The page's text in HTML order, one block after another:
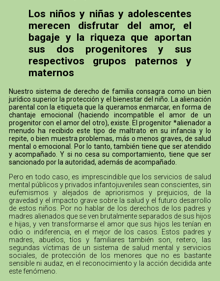
Los niños y niñas y adolescentes
merecen disfrutar del amor, el
bagaje y la riqueza que aportan
sus dos progenitores y sus
respectivos grupos paternos y
maternos
Nuestro sistema de derecho de familia consagra como un bien
jurídico superior la protección y el bienestar del niño. La alienación
parental con la etiqueta que la queramos enmarcar, en forma de
chantaje emocional (haciendo incompatible el amor de un
progenitor con el amor del otro), existe. El progenitor *alienador a
menudo ha recibido este tipo de maltrato en su infancia y lo
repite, o bien muestra problemas, más o menos graves, de salud
mental o emocional. Por lo tanto, también tiene que ser atendido
y acompañado. Y si no cesa su comportamiento, tiene que ser
sancionado por la autoridad, además de acompañado.
Pero en todo caso, es imprescindible que los servicios de salud
mental públicos y privados infantojuveniles sean conscientes, sin
eufemismos y alejados de apriorismos y prejuicios, de la
gravedad y el impacto grave sobre la salud y el futuro desarrollo
de estos niños. Por no hablar de los derechos de los padres y
madres alienados que se ven brutalmente separados de sus hijos
e hijas, y ven transformarse el amor que sus hijos les tenían en
odio o indiferencia, en el mejor de los casos. Estos padres y
madres, abuelos, tíos y familiares también son, reitero, las
segundas víctimas de un sistema de salud mental y servicios
sociales, de protección de los menores que no es bastante
sensible ni audaz, en el reconocimiento y la acción decidida ante
este fenómeno.